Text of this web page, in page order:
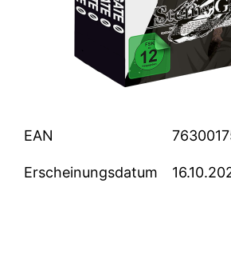
EAN
Erscheinungsdatum